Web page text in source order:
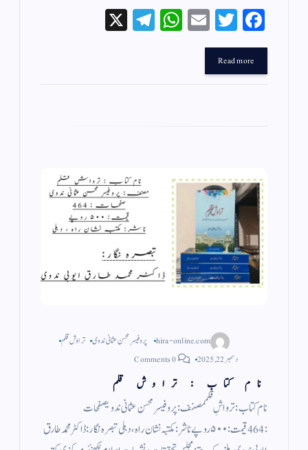
Fa
ce
bo
ok
T
wi
r
E
m
W
ha
Te
le
Read more
hira-online.com پروفیسر محسن عثمانی ندوی تراوش قلم
دسمبر 22, 2025
نام کتاب : تراوش قلم
نام کتاب : ترواشِ قلممصنف: پروفیسر محسن عثمانی ندویصفحات
: 464قیمت: ۵۰۰ روپےناشر: مکتبہ نشان راہ ، دہلی تبصرہ نگار: ڈاکٹر محمد طارق